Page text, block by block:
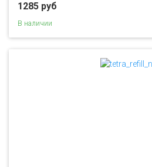
1285 руб
В наличии